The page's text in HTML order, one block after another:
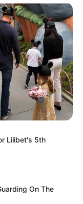
Lilibet's 5th
On The